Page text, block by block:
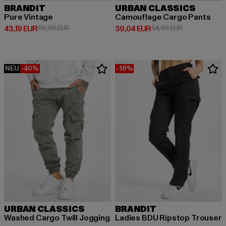
BRANDIT
Pure Vintage
43,19 EUR
Derzeitiger Preis: 43,19 EUR
59,99 EURAktionspreis: 59,99 EUR
URBAN CLASSICS
Camouflage Cargo Pants
39,04 EUR
Derzeitiger Preis: 39,04 EUR
54,99 EURAktionspreis:
NEU -40%
URBAN CLASSICS
Washed Cargo Twill Jogging
-18%
BRANDIT
Ladies BDU Ripstop Trouser